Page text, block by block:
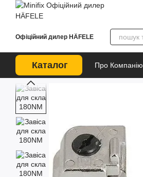
Перейти до основного контенту
Офіційний дилер HÄFELE
Каталог Про Компанію